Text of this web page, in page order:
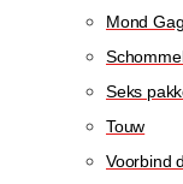
Mond Gag
Seks
Touw
Voorbind